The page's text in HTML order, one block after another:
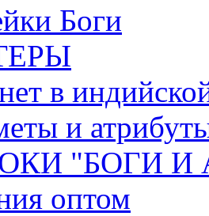
Боги
в
и
"БОГИ И
оптом